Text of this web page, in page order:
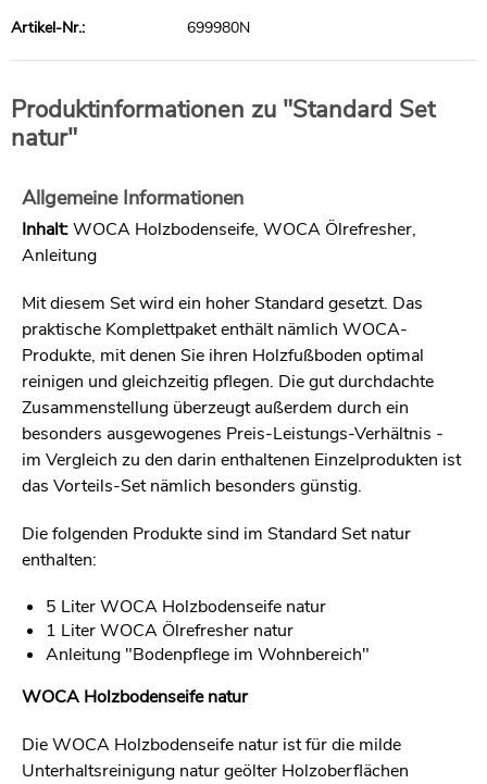
Artikel-Nr.: 699980N
Produktinformationen zu "Standard Set
natur"
Allgemeine Informationen
Inhalt:WOCA Holzbodenseife, WOCA Ölrefresher,
Anleitung
Mit diesem Set wird ein hoher Standard gesetzt. Das
praktische Komplettpaket enthält nämlich WOCA-
Produkte, mit denen Sie ihren Holzfußboden optimal
reinigen und gleichzeitig pflegen. Die gut durchdachte
Zusammenstellung überzeugt außerdem durch ein
besonders ausgewogenes Preis-Leistungs-Verhältnis -
im Vergleich zu den darin enthaltenen Einzelprodukten ist
das Vorteils-Set nämlich besonders günstig.
Die folgenden Produkte sind im Standard Set natur
enthalten:
5 Liter WOCA Holzbodenseife natur
1 Liter WOCA Ölrefresher natur
Anleitung "Bodenpflege im Wohnbereich"
WOCA Holzbodenseife natur
Die WOCA Holzbodenseife natur ist für die milde
Unterhaltsreinigung natur geölter Holzoberflächen